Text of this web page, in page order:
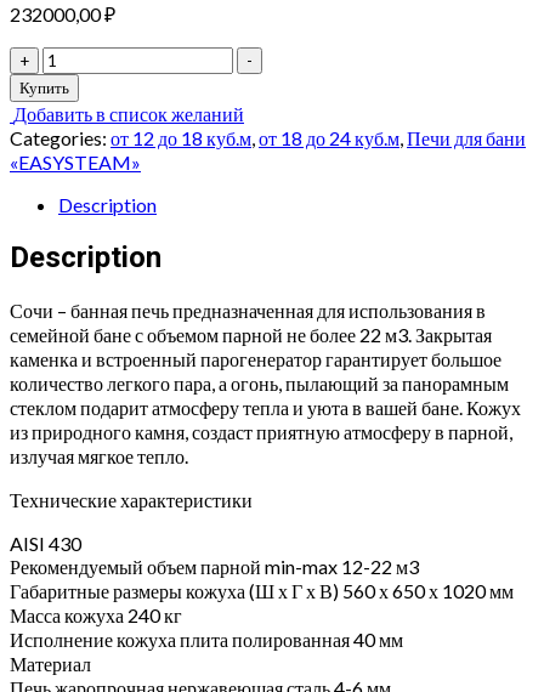
232000,00₽
+
Печь
Изистим
"Сочи
в
трехстороннем
кожухе
с
верхом
Пироксенит"
quantity
-
Купить
Добавить в список желаний
Categories: от 12 до 18 куб.м от 18 до 24 куб.м Печи для бани
«EASYSTEAM»
Description
Description
Сочи – банная печь предназначенная для использования в
семейной бане с объемом парной не более 22 м3. Закрытая
каменка и встроенный парогенератор гарантирует большое
количество легкого пара, а огонь, пылающий за панорамным
стеклом подарит атмосферу тепла и уюта в вашей бане. Кожух
из природного камня, создаст приятную атмосферу в парной,
излучая мягкое тепло.
Технические характеристики
AISI 430
Рекомендуемый объем парной min-max 12-22 м3
Габаритные размеры кожуха (Ш х Г х В) 560 х 650 х 1020 мм
Масса кожуха 240 кг
Исполнение кожуха плита полированная 40 мм
Материал
Печь жаропрочная нержавеющая сталь 4-6 мм